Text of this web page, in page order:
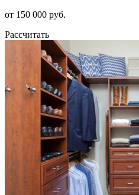
от 150 000 руб.
Рассчитать